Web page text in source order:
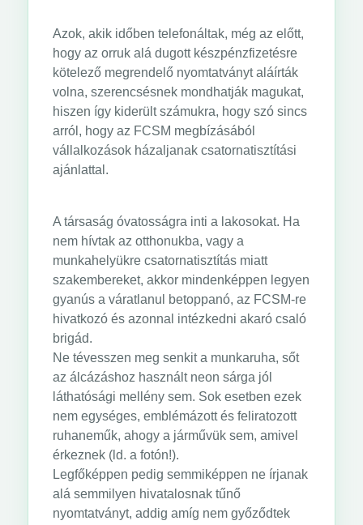
Azok, akik időben telefonáltak, még az előtt,
hogy az orruk alá dugott készpénzfizetésre
kötelező megrendelő nyomtatványt aláírták
volna, szerencsésnek mondhatják magukat,
hiszen így kiderült számukra, hogy szó sincs
arról, hogy az FCSM megbízásából
vállalkozások házaljanak csatornatisztítási
ajánlattal.
A társaság óvatosságra inti a lakosokat. Ha
nem hívtak az otthonukba, vagy a
munkahelyükre csatornatisztítás miatt
szakembereket, akkor mindenképpen legyen
gyanús a váratlanul betoppanó, az FCSM-re
hivatkozó és azonnal intézkedni akaró csaló
brigád.
Ne tévesszen meg senkit a munkaruha, sőt
az álcázáshoz használt neon sárga jól
láthatósági mellény sem. Sok esetben ezek
nem egységes, emblémázott és feliratozott
ruhaneműk, ahogy a járművük sem, amivel
érkeznek (ld. a fotón!).
Legfőképpen pedig semmiképpen ne írjanak
alá semmilyen hivatalosnak tűnő
nyomtatványt, addig amíg nem győződtek